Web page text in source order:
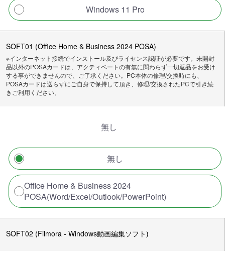
Windows 11 Pro
SOFT01 (Office Home & Business 2024 POSA)
※インターネット接続でインストール及びライセンス認証が必要です。未開封
品以外のPOSAカードは、アクティベートの有無に関わらず一切返品をお受け
する事ができませんので、ご了承ください。PC本体の修理/交換時にも、
POSAカードは送らずにご自身で保持して頂き、修理/交換されたPCで引き続
きご利用ください。
無し
無し
Office Home & Business 2024
POSA(Word/Excel/Outlook/PowerPoint)
SOFT02 (Filmora - Windows動画編集ソフト)